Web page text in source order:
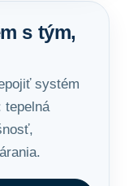
s tým,
systém
tepelná